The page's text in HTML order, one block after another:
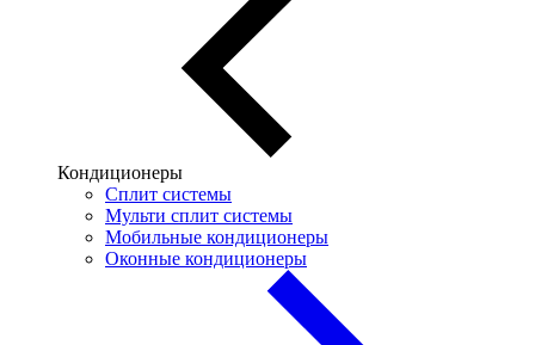
Кондиционеры
Сплит системы
Мульти сплит системы
Мобильные кондиционеры
Оконные кондиционеры